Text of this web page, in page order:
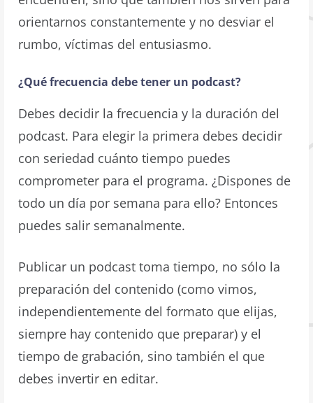
orientarnos constantemente y no desviar el
rumbo, víctimas del entusiasmo.
¿Qué frecuencia debe tener un podcast?
Debes decidir la frecuencia y la duración del
podcast. Para elegir la primera debes decidir
con seriedad cuánto tiempo puedes
comprometer para el programa. ¿Dispones de
todo un día por semana para ello? Entonces
puedes salir semanalmente.
Publicar un podcast toma tiempo, no sólo la
preparación del contenido (como vimos,
independientemente del formato que elijas,
siempre hay contenido que preparar) y el
tiempo de grabación, sino también el que
debes invertir en editar.